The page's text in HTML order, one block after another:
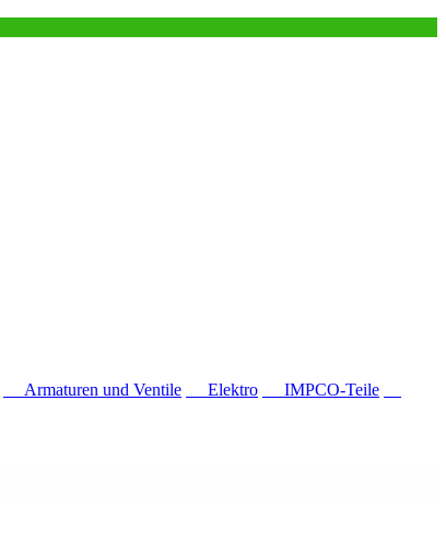
Armaturen und Ventile Elektro
IMPCO-Teile